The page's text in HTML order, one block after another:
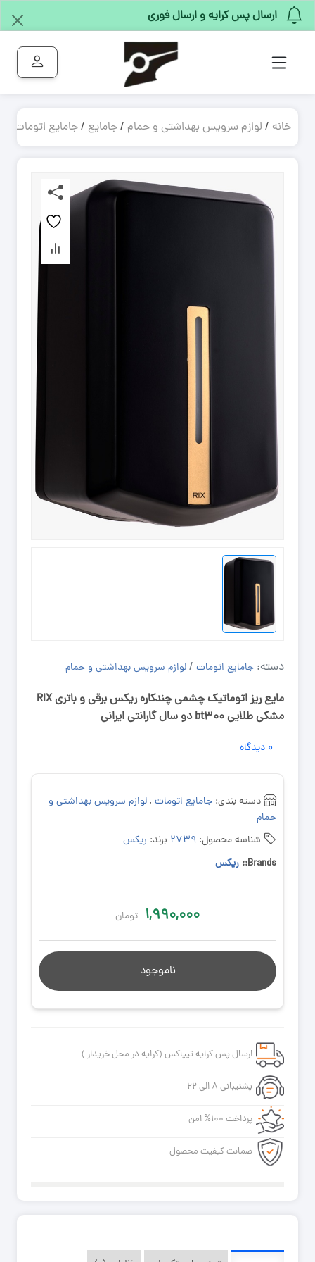
ارسال پس کرایه و ارسال فوری
خانه / لوازم سرویس بهداشتی و حمام /جامایع /جامایع اتومات
دسته: جامایع اتومات /لوازم سرویس بهداشتی و حمام
مایع ریز اتوماتیک چشمی چندکاره ریکس برقی و باتری RIX
مشکی طلایی bt300 دو سال گارانتی ایرانی
۰ دیدگاه
دسته بندی: جامایع اتومات ,لوازم سرویس بهداشتی و
حمام
شناسه محصول: ۲۷۳۹ برند: ریکس
Brands::
ریکس
۱,۹۹۰,۰۰۰ تومان
ناموجود
ارسال پس کرایه تیپاکس (کرایه در محل خریدار )
پشتیبانی ۸ الی ۲۲
پرداخت ۱۰۰% امن
ضمانت کیفیت محصول